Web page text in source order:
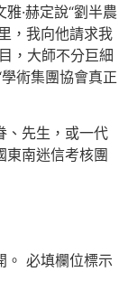
·赫定說“劉半農
，我向他請求我
，大師不分巨細
術集團協會真正
、先生，或一代
東南迷信考核團
必填欄位標示